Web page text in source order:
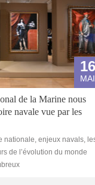
16
MAI
de la Marine nous
navale vue par les
nationale, enjeux navals,
de l’évolution du monde